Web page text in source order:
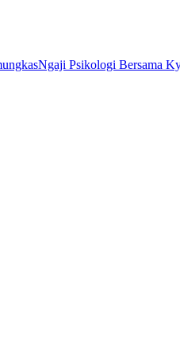
Ngaji Psikologi Bersama